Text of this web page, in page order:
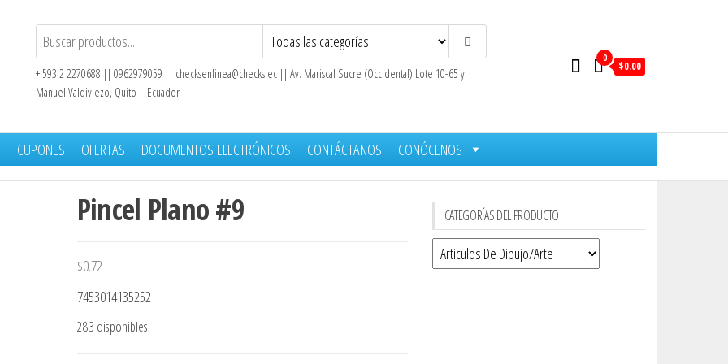
+ 593 2 2270688 || 0962979059 || checksenlinea@checks.ec || Av. Mariscal Sucre (Occidental) Lote 10-65 y
Manuel Valdiviezo, Quito – Ecuador
0
$0.00
CUPONES OFERTAS DOCUMENTOS ELECTRÓNICOS CONTÁCTANOS CONÓCENOS
Pincel Plano #9
$0.72
7453014135252
283 disponibles
CATEGORÍAS DEL PRODUCTO